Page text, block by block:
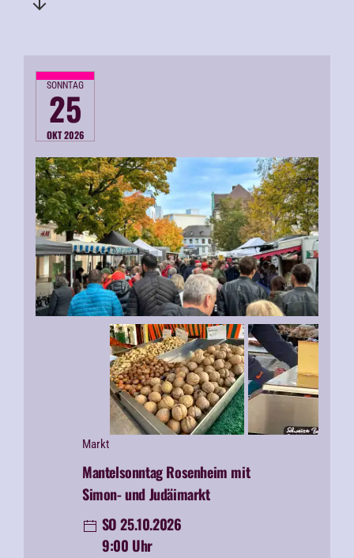
SONNTAG
25
OKT 2026
Markt
Mantelsonntag Rosenheim mit
Simon- und Judäimarkt
SO 25.10.2026
9:00 Uhr